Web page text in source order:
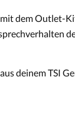
dem Outlet-
deinem TSI